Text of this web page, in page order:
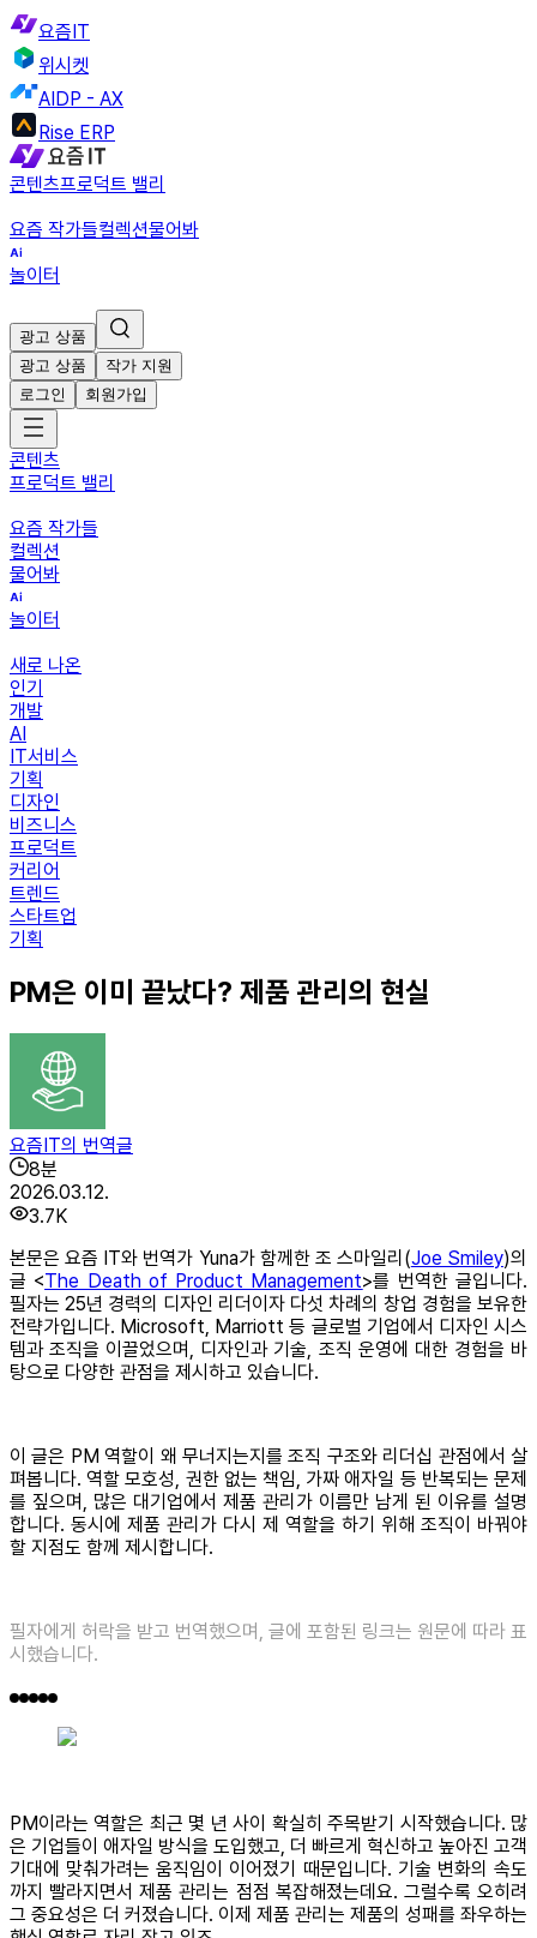
요즘IT
위시켓
AIDP - AX
Rise ERP
콘텐츠프로덕트 밸리
요즘 작가들컬렉션물어봐
놀이터
광고 상품
광고 상품
작가 지원
로그인
회원가입
콘텐츠
프로덕트 밸리
요즘 작가들
컬렉션
물어봐
놀이터
새로 나온
인기
개발
AI
IT서비스
기획
디자인
비즈니스
프로덕트
커리어
트렌드
스타트업
기획
PM은 이미 끝났다? 제품 관리의 현실
요즘IT의 번역글
8분
2026.03.12.
3.7K
본문은 요즘 IT와 번역가 Yuna가 함께한 조 스마일리(Joe Smiley)의
글 <The Death of Product Management>를 번역한 글입니다.
필자는 25년 경력의 디자인 리더이자 다섯 차례의 창업 경험을 보유한
전략가입니다. Microsoft, Marriott 등 글로벌 기업에서 디자인 시스
템과 조직을 이끌었으며, 디자인과 기술, 조직 운영에 대한 경험을 바
탕으로 다양한 관점을 제시하고 있습니다.
이 글은 PM 역할이 왜 무너지는지를 조직 구조와 리더십 관점에서 살
펴봅니다. 역할 모호성, 권한 없는 책임, 가짜 애자일 등 반복되는 문제
를 짚으며, 많은 대기업에서 제품 관리가 이름만 남게 된 이유를 설명
합니다. 동시에 제품 관리가 다시 제 역할을 하기 위해 조직이 바꿔야
할 지점도 함께 제시합니다.
필자에게 허락을 받고 번역했으며, 글에 포함된 링크는 원문에 따라 표
시했습니다.
PM이라는 역할은 최근 몇 년 사이 확실히 주목받기 시작했습니다. 많
은 기업들이 애자일 방식을 도입했고, 더 빠르게 혁신하고 높아진 고객
기대에 맞춰가려는 움직임이 이어졌기 때문입니다. 기술 변화의 속도
까지 빨라지면서 제품 관리는 점점 복잡해졌는데요. 그럴수록 오히려
그 중요성은 더 커졌습니다. 이제 제품 관리는 제품의 성패를 좌우하는